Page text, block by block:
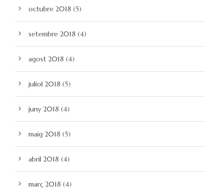
octubre 2018 (5)
setembre 2018 (4)
agost 2018 (4)
juliol 2018 (5)
juny 2018 (4)
maig 2018 (5)
abril 2018 (4)
març 2018 (4)